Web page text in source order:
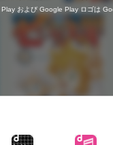
および Google Play ロゴは